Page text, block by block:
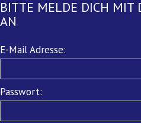
BITTE MELDE DICH MIT
AN
Pflichtfeld
E-Mail Adresse:
Pflichtfeld
Passwort: